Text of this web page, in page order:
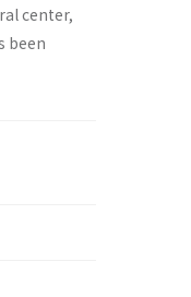
center,
been